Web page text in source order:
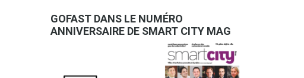
GOFAST DANS LE NUMÉRO
ANNIVERSAIRE DE SMART CITY MAG